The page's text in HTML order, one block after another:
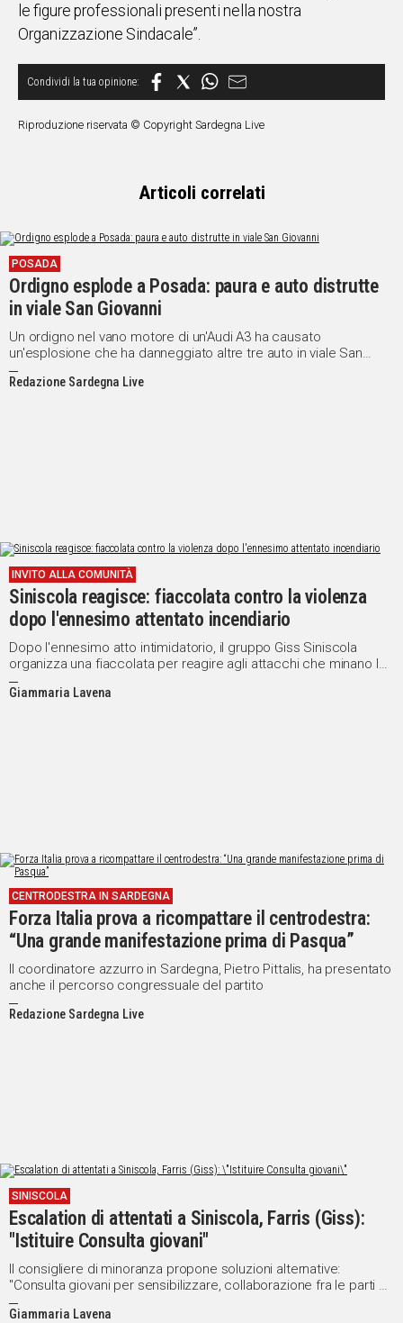
le figure professionali presenti nella nostra
Organizzazione Sindacale”.
Riproduzione riservata © Copyright Sardegna Live
Articoli correlati
POSADA
Ordigno esplode a Posada: paura e auto distrutte
in viale San Giovanni
Un ordigno nel vano motore di un'Audi A3 ha causato
un'esplosione che ha danneggiato altre tre auto in viale San
Giovanni. Intervenuti Vigili del Fuoco e Carabinieri
Redazione Sardegna Live
INVITO ALLA COMUNITÀ
Siniscola reagisce: fiaccolata contro la violenza
dopo l'ennesimo attentato incendiario
Dopo l'ennesimo atto intimidatorio, il gruppo Giss Siniscola
organizza una fiaccolata per reagire agli attacchi che minano la
serenità della comunità
Giammaria Lavena
CENTRODESTRA IN SARDEGNA
Forza Italia prova a ricompattare il centrodestra:
“Una grande manifestazione prima di Pasqua”
Il coordinatore azzurro in Sardegna, Pietro Pittalis, ha presentato
anche il percorso congressuale del partito
Redazione Sardegna Live
SINISCOLA
Escalation di attentati a Siniscola, Farris (Giss):
"Istituire Consulta giovani"
Il consigliere di minoranza propone soluzioni alternative:
"Consulta giovani per sensibilizzare, collaborazione fra le parti e
unità d'intenti"
Giammaria Lavena